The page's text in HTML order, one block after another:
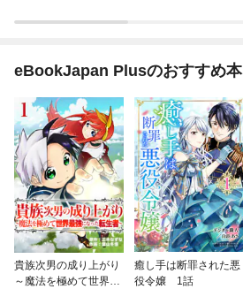
eBookJapan Plusのおすすめ本
貴族次男の成り上がり
～魔法を極めて世界最
癒し手は断罪された悪
役令嬢 1話